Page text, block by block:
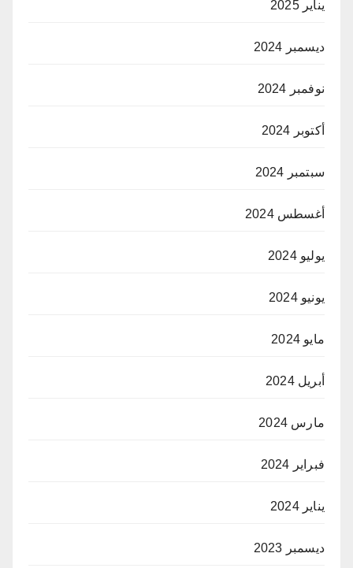
يناير 2025
ديسمبر 2024
نوفمبر 2024
أكتوبر 2024
سبتمبر 2024
أغسطس 2024
يوليو 2024
يونيو 2024
مايو 2024
أبريل 2024
مارس 2024
فبراير 2024
يناير 2024
ديسمبر 2023